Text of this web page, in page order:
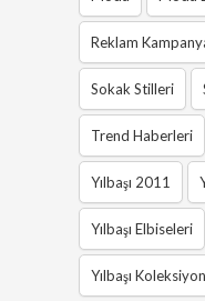
Reklam
Sokak Stilleri
Trend Haberleri
Yılbaşı 2011
Yılbaşı Elbiseleri
Yılbaşı